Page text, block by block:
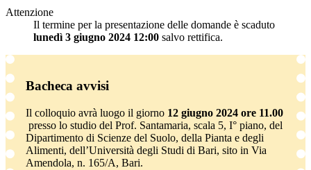
Attenzione
Il termine per la presentazione delle domande è scaduto
lunedì 3 giugno 2024 12:00 salvo rettifica.
Bacheca avvisi
Il colloquio avrà luogo il giorno12 giugno 2024 ore 11.00
presso lo studio del Prof. Santamaria, scala 5, I° piano, del
Dipartimento di Scienze del Suolo, della Pianta e degli
Alimenti, dell’Università degli Studi di Bari, sito in Via
Amendola, n. 165/A, Bari.